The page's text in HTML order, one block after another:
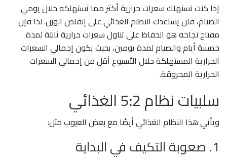
إذا كنت تستهلك سعرات حرارية أكثر مما تستهلكه خلال يومي
الصيام، فلن يساعدك النظام الغذائي على إنقاص الوزن. لذا فإن
مفتاح نجاحه هو الحفاظ على تناول سعرات حرارية ثابتة لمدة
خمسة أيام والصيام لمدة يومين، بحيث يكون إجمالي السعرات
الحرارية المستهلكة خلال الأسبوع أقل من إجمالي السعرات
الحرارية المحروقة.
سلبيات نظام 5:2 الغذائي
ويأتي هذا النظام الغذائي أيضًا مع بعض العيوب مثل:
1. صعوبة التكيف في البداية